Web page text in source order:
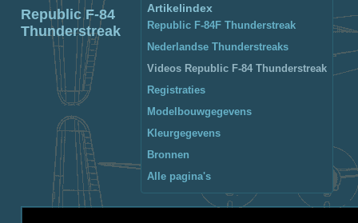
Artikelindex
Republic F-84F Thunderstreak
Nederlandse Thunderstreaks
Videos Republic F-84 Thunderstreak
Registraties
Modelbouwgegevens
Kleurgegevens
Bronnen
Alle pagina's
Republic F-84
Thunderstreak